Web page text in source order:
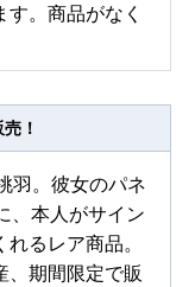
。商品がなく
！
羽。彼女のパネ
、本人がサイン
るレア商品。
、期間限定で販